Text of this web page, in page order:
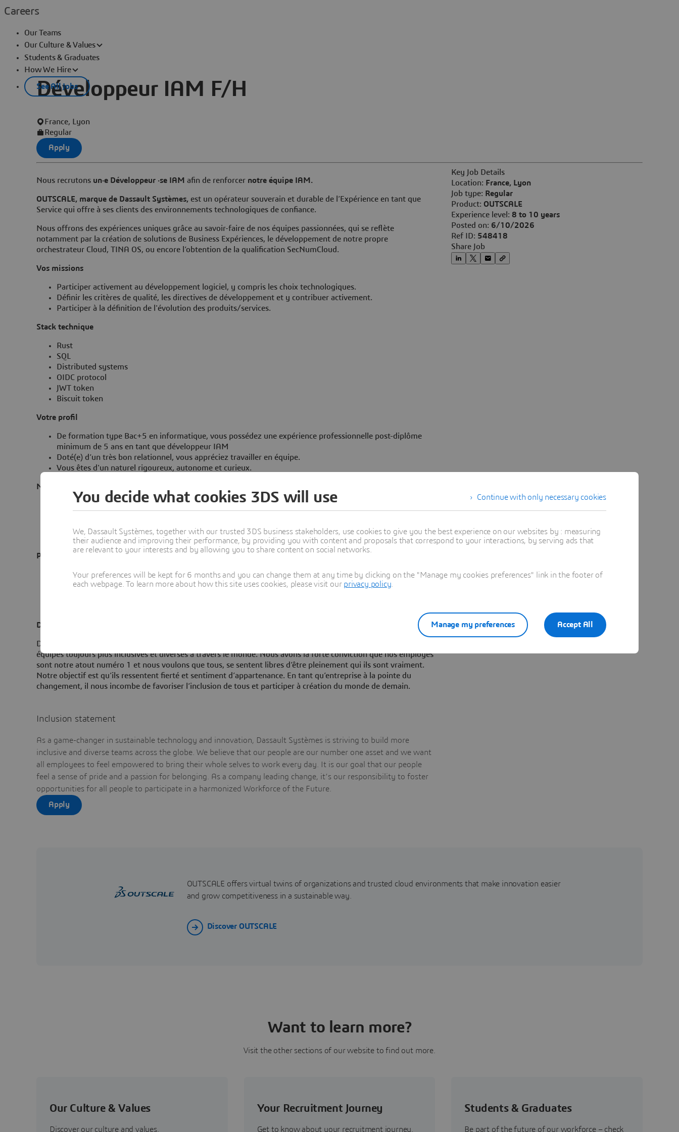
Careers
Our Teams
Our Culture & Values
Students & Graduates
How We Hire
See All Jobs
Développeur IAM F/H
France, Lyon
Regular
Apply
Key Job Details
Location: France, Lyon
Job type: Regular
Product: OUTSCALE
Experience level: 8 to 10 years
Posted on: 6/10/2026
Ref ID: 548418
Share Job
Nous recrutons un·e Développeur ·se IAM afin de renforcer notre équipe IAM.
OUTSCALE, marque de Dassault Systèmes, est un opérateur souverain et durable de l’Expérience en tant que
Service qui offre à ses clients des environnements technologiques de confiance.
Nous offrons des expériences uniques grâce au savoir-faire de nos équipes passionnées, qui se reflète
notamment par la création de solutions de Business Expériences, le développement de notre propre
orchestrateur Cloud, TINA OS, ou encore l’obtention de la qualification SecNumCloud.
Vos missions
Participer activement au développement logiciel, y compris les choix technologiques.
Définir les critères de qualité, les directives de développement et y contribuer activement.
Participer à la définition de l'évolution des produits/services.
Stack technique
Rust
SQL
Distributed systems
OIDC protocol
JWT token
Biscuit token
Votre profil
De formation type Bac+5 en informatique, vous possédez une expérience professionnelle post-diplôme
minimum de 5 ans en tant que développeur IAM
Doté(e) d’un très bon relationnel, vous appréciez travailler en équipe.
Vous êtes d'un naturel rigoureux, autonome et curieux.
Nous rejoindre c'est aussi
Vous souhaitez en savoir plus ? N'hésitez pas à nous suivre sur Linkedin et découvrez nos dernières offres
et actus.
Principaux avantages et bénéfices :
Environnement multiculturel
Cadre de travail convivial axé sur le bien-être et la santé
Déclaration de diversité
Dassault Systèmes, avant-gardiste en matière de technologie et d’innovation durable, s’efforce de créer des
équipes toujours plus inclusives et diverses à travers le monde. Nous avons la forte conviction que nos employés
sont notre atout numéro 1 et nous voulons que tous, se sentent libres d’être pleinement qui ils sont vraiment.
Notre objectif est qu’ils ressentent fierté et sentiment d’appartenance. En tant qu’entreprise à la pointe du
changement, il nous incombe de favoriser l’inclusion de tous et participer à création du monde de demain.
Inclusion statement
As a game-changer in sustainable technology and innovation, Dassault Systèmes is striving to build more
inclusive and diverse teams across the globe. We believe that our people are our number one asset and we want
all employees to feel empowered to bring their whole selves to work every day. It is our goal that our people
feel a sense of pride and a passion for belonging. As a company leading change, it’s our responsibility to foster
opportunities for all people to participate in a harmonized Workforce of the Future.
Apply
OUTSCALE offers virtual twins of organizations and trusted cloud environments that make innovation easier
and grow competitiveness in a sustainable way.
Discover OUTSCALE
Want to learn more?
Visit the other sections of our website to find out more.
Our Culture & Values
Discover our culture and values.
Your Recruitment Journey
Get to know about your recruitment journey.
Students & Graduates
Be part of the future of our workforce – check
Continue with only necessary cookies
You decide what cookies 3DS will use
We, Dassault Systèmes, together with our trusted 3DS business stakeholders, use cookies to give you the best experience on our websites by : measuring
their audience and improving their performance, by providing you with content and proposals that correspond to your interactions, by serving ads that
are relevant to your interests and by allowing you to share content on social networks.
Your preferences will be kept for 6 months and you can change them at any time by clicking on the "Manage my cookies preferences" link in the footer of
each webpage. To learn more about how this site uses cookies, please visit our privacy policy
Accept All
Manage my preferences